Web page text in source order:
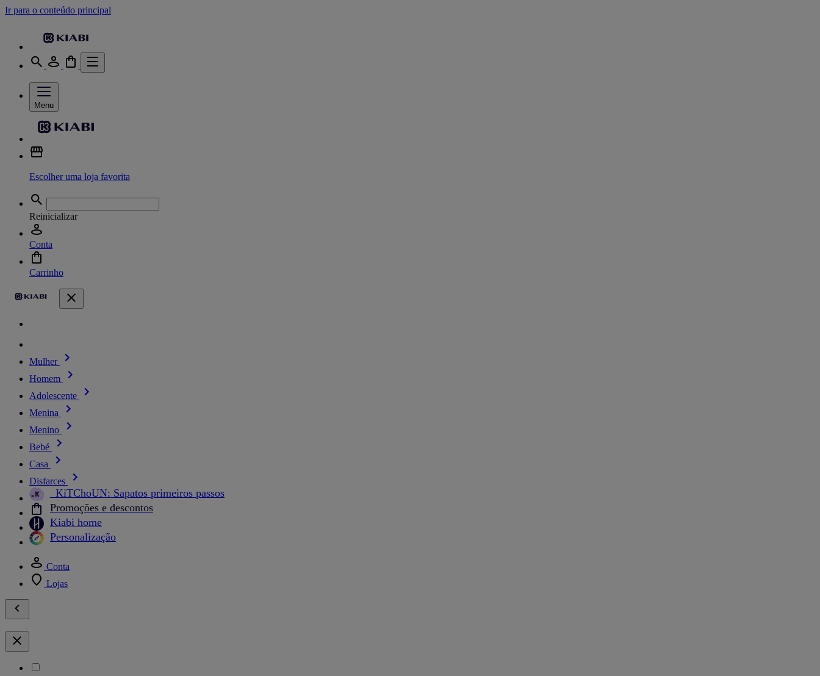
Ir para o conteúdo principal
Menu
Escolher uma loja favorita
Reinicializar
Conta
Carrinho
Mulher
Homem
Adolescente
Menina
Menino
Bebé
Casa
Disfarces
_KiTChoUN: Sapatos primeiros passos
Promoções e descontos
Kiabi home
Personalização
Conta
Lojas